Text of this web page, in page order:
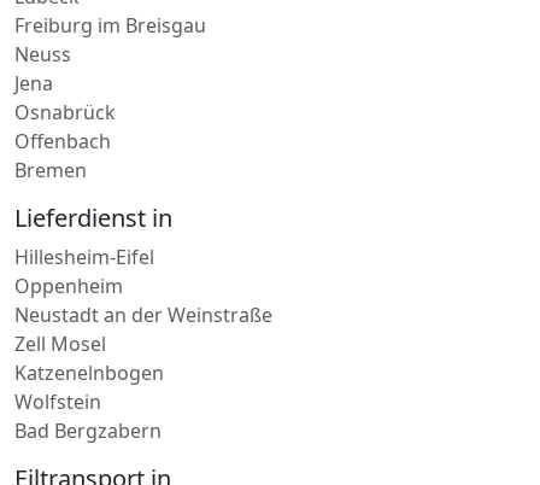
Freiburg im Breisgau
Neuss
Jena
Osnabrück
Offenbach
Bremen
Lieferdienst in
Hillesheim-Eifel
Oppenheim
Neustadt an der Weinstraße
Zell Mosel
Katzenelnbogen
Wolfstein
Bad Bergzabern
Eiltransport in